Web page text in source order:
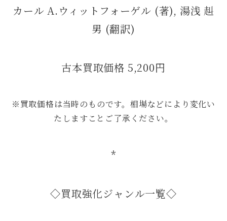
カール A.ウィットフォーゲル (著), 湯浅 赳
男 (翻訳)
古本買取価格 5,200円
※買取価格は当時のものです。相場などにより変化い
たしますことご了承ください。
*
◇買取強化ジャンル一覧◇